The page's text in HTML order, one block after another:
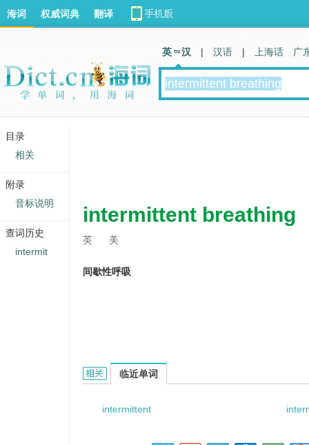
intermittent breathing
英 美
间歇性呼吸
intermittent breathing的相关资料：
临近单词
intermittent
海词 权威词典 翻译
英 汉 | 汉语 | 上海话 广
目录
相关
附录
音标说明
查词历史
intermit